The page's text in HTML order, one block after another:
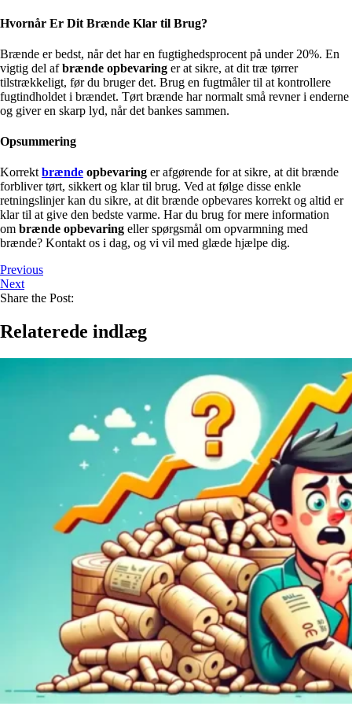
Hvornår Er Dit Brænde Klar til Brug?
Brænde er bedst, når det har en fugtighedsprocent på under 20%. En
vigtig del afbrænde opbevaring er at sikre, at dit træ tørrer
tilstrækkeligt, før du bruger det. Brug en fugtmåler til at kontrollere
fugtindholdet i brændet. Tørt brænde har normalt små revner i enderne
og giver en skarp lyd, når det bankes sammen.
Opsummering
Korrektbrænde opbevaring er afgørende for at sikre, at dit brænde
forbliver tørt, sikkert og klar til brug. Ved at følge disse enkle
retningslinjer kan du sikre, at dit brænde opbevares korrekt og altid er
klar til at give den bedste varme. Har du brug for mere information
om brænde opbevaring eller spørgsmål om opvarmning med
brænde? Kontakt os i dag, og vi vil med glæde hjælpe dig.
Previous
Next
Share the Post:
Relaterede indlæg